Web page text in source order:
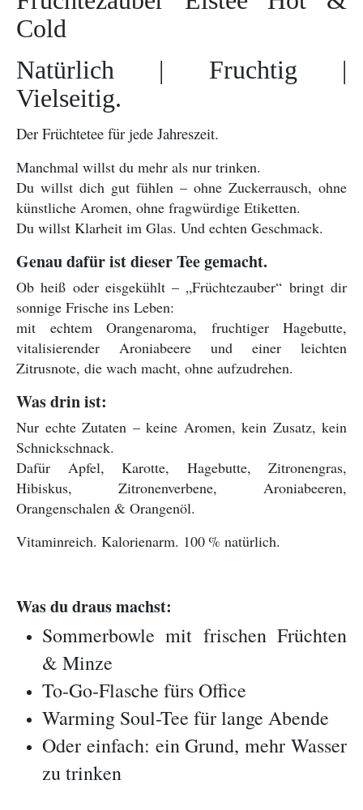
Cold
Natürlich | Fruchtig |
Vielseitig.
Der Früchtetee für jede Jahreszeit.
Manchmal willst du mehr als nur trinken.
Du willst dich gut fühlen – ohne Zuckerrausch, ohne
künstliche Aromen, ohne fragwürdige Etiketten.
Du willst Klarheit im Glas. Und echten Geschmack.
Genau dafür ist dieser Tee gemacht.
Ob heiß oder eisgekühlt – „Früchtezauber“ bringt dir
sonnige Frische ins Leben:
mit echtem Orangenaroma, fruchtiger Hagebutte,
vitalisierender Aroniabeere und einer leichten
Zitrusnote, die wach macht, ohne aufzudrehen.
Was drin ist:
Nur echte Zutaten – keine Aromen, kein Zusatz, kein
Schnickschnack.
Dafür Apfel, Karotte, Hagebutte, Zitronengras,
Hibiskus, Zitronenverbene, Aroniabeeren,
Orangenschalen & Orangenöl.
Vitaminreich. Kalorienarm. 100 % natürlich.
Was du draus machst:
Sommerbowle mit frischen Früchten
& Minze
To-Go-Flasche fürs Office
Warming Soul-Tee für lange Abende
Oder einfach: ein Grund, mehr Wasser
zu trinken